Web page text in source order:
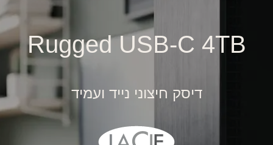
Rugged USB-C 4TB
דיסק חיצוני נייד ועמיד